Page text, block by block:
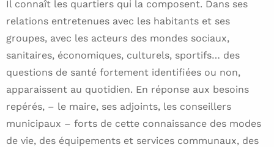
Il connaît les quartiers qui la composent. Dans ses
relations entretenues avec les habitants et ses
groupes, avec les acteurs des mondes sociaux,
sanitaires, économiques, culturels, sportifs… des
questions de santé fortement identifiées ou non,
apparaissent au quotidien. En réponse aux besoins
repérés, – le maire, ses adjoints, les conseillers
municipaux – forts de cette connaissance des modes
de vie, des équipements et services communaux, des